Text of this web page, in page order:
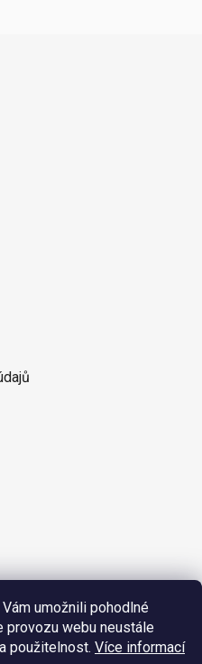
umožnili pohodlné
provozu webu neustále
použitelnost. Více informací